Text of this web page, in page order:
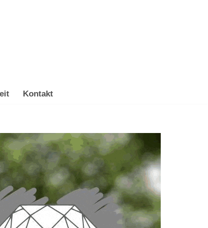
Kontakt